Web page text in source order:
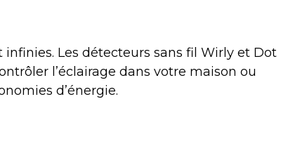
Les détecteurs sans fil Wirly et Dot
l’éclairage dans votre maison ou
d’énergie.